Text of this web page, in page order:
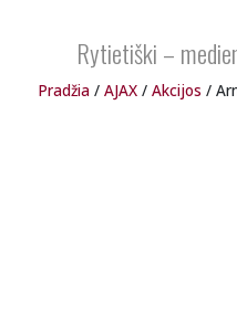
Rytietiški –
Pradžia / AJAX / Akcijos /